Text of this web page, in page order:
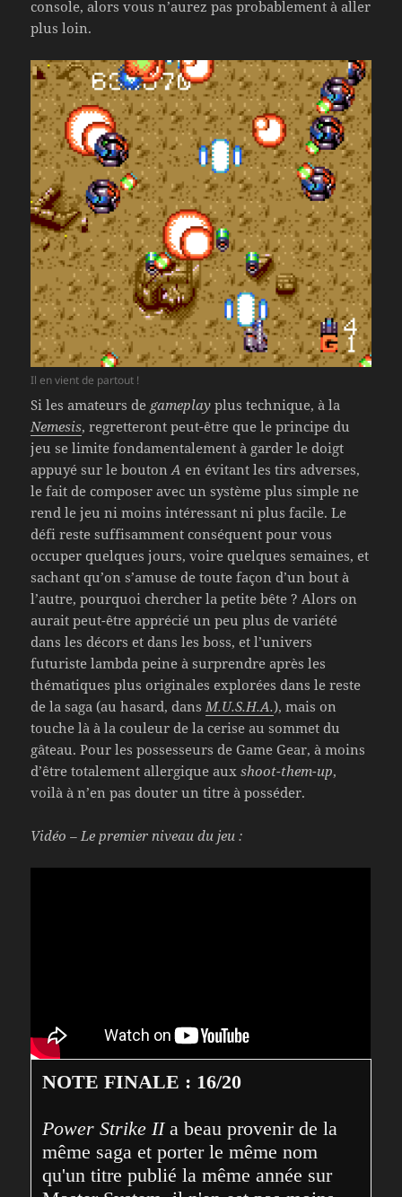
console, alors vous n’aurez pas probablement à aller
plus loin.
Il en vient de partout !
Si les amateurs de gameplay plus technique, à la
Nemesis, regretteront peut-être que le principe du
jeu se limite fondamentalement à garder le doigt
appuyé sur le boutonA en évitant les tirs adverses,
le fait de composer avec un système plus simple ne
rend le jeu ni moins intéressant ni plus facile. Le
défi reste suffisamment conséquent pour vous
occuper quelques jours, voire quelques semaines, et
sachant qu’on s’amuse de toute façon d’un bout à
l’autre, pourquoi chercher la petite bête ? Alors on
aurait peut-être apprécié un peu plus de variété
dans les décors et dans les boss, et l’univers
futuriste lambda peine à surprendre après les
thématiques plus originales explorées dans le reste
de la saga (au hasard, dans M.U.S.H.A.), mais on
touche là à la couleur de la cerise au sommet du
gâteau. Pour les possesseurs de Game Gear, à moins
d’être totalement allergique auxshoot-them-up,
voilà à n’en pas douter un titre à posséder.
Vidéo – Le premier niveau du jeu :
NOTE FINALE : 16/20
Power Strike II a beau provenir de la
même saga et porter le même nom
qu'un titre publié la même année sur